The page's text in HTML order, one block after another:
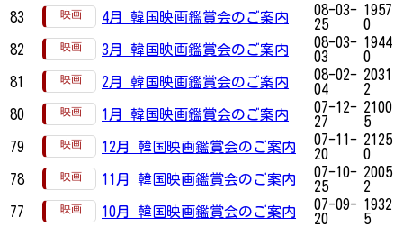
83
4月 韓国映画鑑賞会のご案内
08-03-
25
1957
0
82
3月 韓国映画鑑賞会のご案内
08-03-
03
1944
0
81
2月 韓国映画鑑賞会のご案内
08-02-
04
2031
2
80
1月 韓国映画鑑賞会のご案内
07-12-
27
2100
5
79
12月 韓国映画鑑賞会のご案内
07-11-
20
2125
0
78
11月 韓国映画鑑賞会のご案内
07-10-
25
2005
2
77
10月 韓国映画鑑賞会のご案内
07-09-
20
1932
5